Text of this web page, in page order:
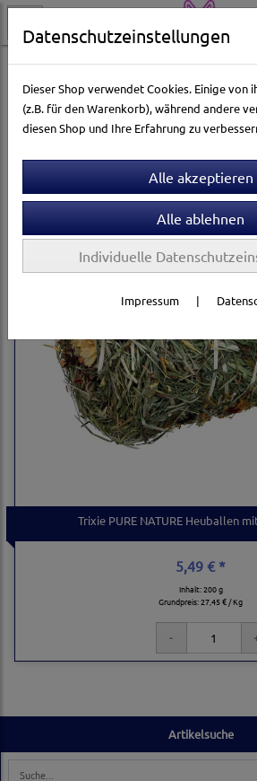
Artikelsuche
Gartenwelt Ungezieferschutz Mäuse
Trixie PURE NATURE Heuballen
5,49 € *
Inhalt: 200 g
Grundpreis:27,45 € / Kg
Datenschutzeinstellungen
Dieser Shop verwendet Cookies. Einige von
(z.B. für den Warenkorb), während andere
diesen Shop und Ihre Erfahrung zu
Individuelle
Impressum |